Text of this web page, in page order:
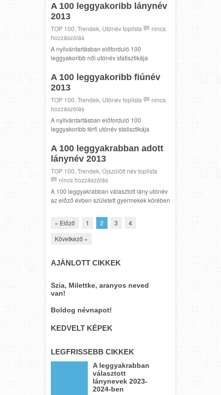
A 100 leggyakoribb lánynév
2013
TOP 100, Trendek, Utónév toplista
nincs
hozzászólás
A nyilvántartásban előforduló 100
leggyakoribb női utónév statisztikája
A 100 leggyakoribb fiúnév
2013
TOP 100, Trendek, Utónév toplista
nincs
hozzászólás
A nyilvántartásban előforduló 100
leggyakoribb férfi utónév statisztikája
A 100 leggyakrabban adott
lánynév 2013
TOP 100, Trendek, Újszülött név toplista
nincs hozzászólás
A 100 leggyakrabban választott lány utónév
az előző évben született gyermekek körében
« Előző 1 2 3
4
Következő »
AJÁNLOTT CIKKEK
Szia, Milettke, aranyos neved
van!
Boldog névnapot!
KEDVELT KÉPEK
LEGFRISSEBB CIKKEK
A leggyakrabban
választott
lánynevek 2023-
2024-ben